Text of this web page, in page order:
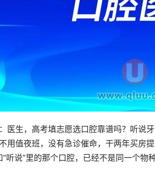
医生，高考填志愿选口腔靠谱吗？听说牙
值夜班，没有急诊催命，干两年买房提
说”里的那个口腔，已经不是同一个物种